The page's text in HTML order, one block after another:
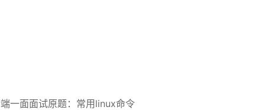
一面面试原题：常用linux命令